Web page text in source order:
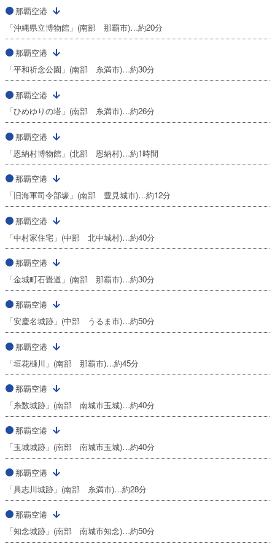
那覇空港
「沖縄県立博物館」(南部 那覇市)…約20分
那覇空港
「平和祈念公園」(南部 糸満市)…約30分
那覇空港
「ひめゆりの塔」(南部 糸満市)…約26分
那覇空港
「恩納村博物館」(北部 恩納村)…約1時間
那覇空港
「旧海軍司令部壕」(南部 豊見城市)…約12分
那覇空港
「中村家住宅」(中部 北中城村)…約40分
那覇空港
「金城町石畳道」(南部 那覇市)…約30分
那覇空港
「安慶名城跡」(中部 うるま市)…約50分
那覇空港
「垣花樋川」(南部 那覇市)…約45分
那覇空港
「糸数城跡」(南部 南城市玉城)…約40分
那覇空港
「玉城城跡」(南部 南城市玉城)…約40分
那覇空港
「具志川城跡」(南部 糸満市)…約28分
那覇空港
「知念城跡」(南部 南城市知念)…約50分